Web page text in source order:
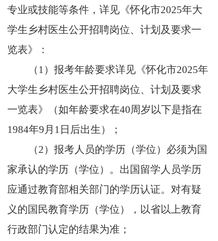
专业或技能等条件，详见《怀化市2025年大
学生乡村医生公开招聘岗位、计划及要求一
览表》：
（ 1）报考年龄要求详见《怀化市2025年
大学生乡村医生公开招聘岗位、计划及要求
一览表》（如年龄要求在40周岁以下是指在
1984年9月1日后出生）；
（2）报考人员的学历（学位）必须为国
家承认的学历（学位）。出国留学人员学历
应通过教育部相关部门的学历认证。对有疑
义的国民教育学历（学位），以省以上教育
行政部门认定的结果为准；